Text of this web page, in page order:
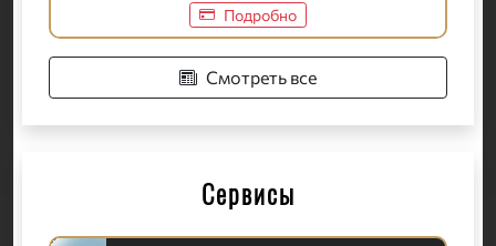
Подробно
Смотреть все
Сервисы